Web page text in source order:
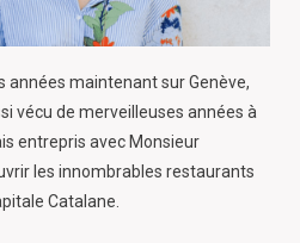
années maintenant sur Genève,
vécu de merveilleuses années à
entrepris avec Monsieur
les innombrables restaurants
Catalane.